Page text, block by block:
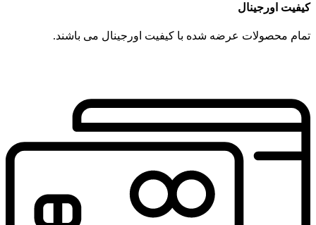
کیفیت اورجینال
تمام محصولات عرضه شده با کیفیت اورجینال می باشند.